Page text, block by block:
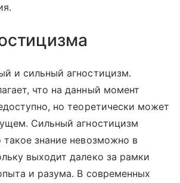
и сильный агностицизм.
что на данный момент
но теоретически может
Сильный агностицизм
такое знание невозможно в
выходит далеко за рамки
и разума. В современных